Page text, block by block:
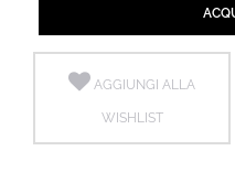
AGGIUNGI ALLA
WISHLIST